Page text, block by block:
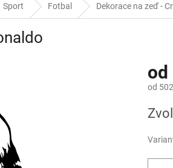
Sport Fotbal Dekorace na zeď -
od
od
cena: